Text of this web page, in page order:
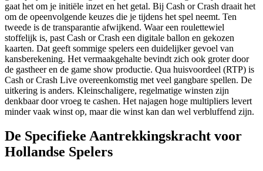
gaat het om je initiële inzet en het getal. Bij Cash or Crash draait het
om de opeenvolgende keuzes die je tijdens het spel neemt. Ten
tweede is de transparantie afwijkend. Waar een roulettewiel
stoffelijk is, past Cash or Crash een digitale ballon en gekozen
kaarten. Dat geeft sommige spelers een duidelijker gevoel van
kansberekening. Het vermaakgehalte bevindt zich ook groter door
de gastheer en de game show productie. Qua huisvoordeel (RTP) is
Cash or Crash Live overeenkomstig met veel gangbare spellen. De
uitkering is anders. Kleinschaligere, regelmatige winsten zijn
denkbaar door vroeg te cashen. Het najagen hoge multipliers levert
minder vaak winst op, maar die winst kan dan wel verbluffend zijn.
De Specifieke Aantrekkingskracht voor
Hollandse Spelers